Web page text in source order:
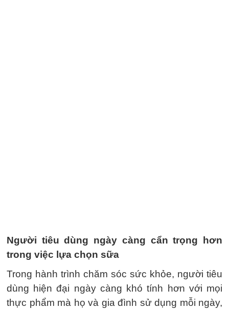
Người tiêu dùng ngày càng cẩn trọng hơn
trong việc lựa chọn sữa
Trong hành trình chăm sóc sức khỏe, người tiêu
dùng hiện đại ngày càng khó tính hơn với mọi
thực phẩm mà họ và gia đình sử dụng mỗi ngày,